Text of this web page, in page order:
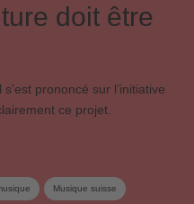
doit être
prononcé sur lʼinitiative
ce projet.
Musique suisse